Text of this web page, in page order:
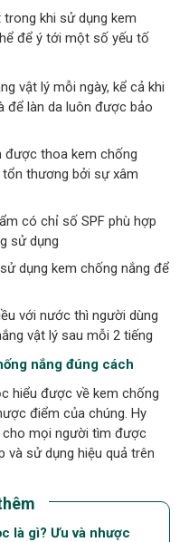
khi sử dụng kem
để ý tới một số yếu tố
vật lý mỗi ngày, kể cả khi
để làn da luôn được bảo
được thoa kem chống
thương bởi sự xâm
có chỉ số SPF phù hợp
sử dụng
dụng kem chống nắng để
với nước thì người dùng
vật lý sau mỗi 2 tiếng
nắng đúng cách
hiểu được về kem chống
điểm của chúng. Hy
cho mọi người tìm được
và sử dụng hiệu quả trên
là gì? Ưu và nhược